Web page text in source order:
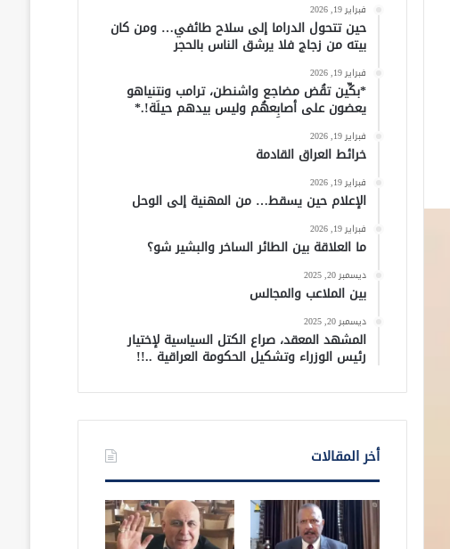
فبراير 19, 2026
حين تتحول الدراما إلى سلاح طائفي… ومن كان
بيته من زجاج فلا يرشق الناس بالحجر
فبراير 19, 2026
*بكِّين تقُض مضاجع واشنطن، ترامب ونتنياهو
يعضون على أصابِعهُم وليس بيدهم حيلَة!.*
فبراير 19, 2026
خرائط العراق القادمة
فبراير 19, 2026
الإعلام حين يسقط… من المهنية إلى الوحل
فبراير 19, 2026
ما العلاقة بين الطائر الساخر والبشير شو؟
ديسمبر 20, 2025
بين الملاعب والمجالس
ديسمبر 20, 2025
المشهد المعقد، صراع الكتل السياسية لإختيار
رئيس الوزراء وتشكيل الحكومة العراقية ..!!
أخر المقالات